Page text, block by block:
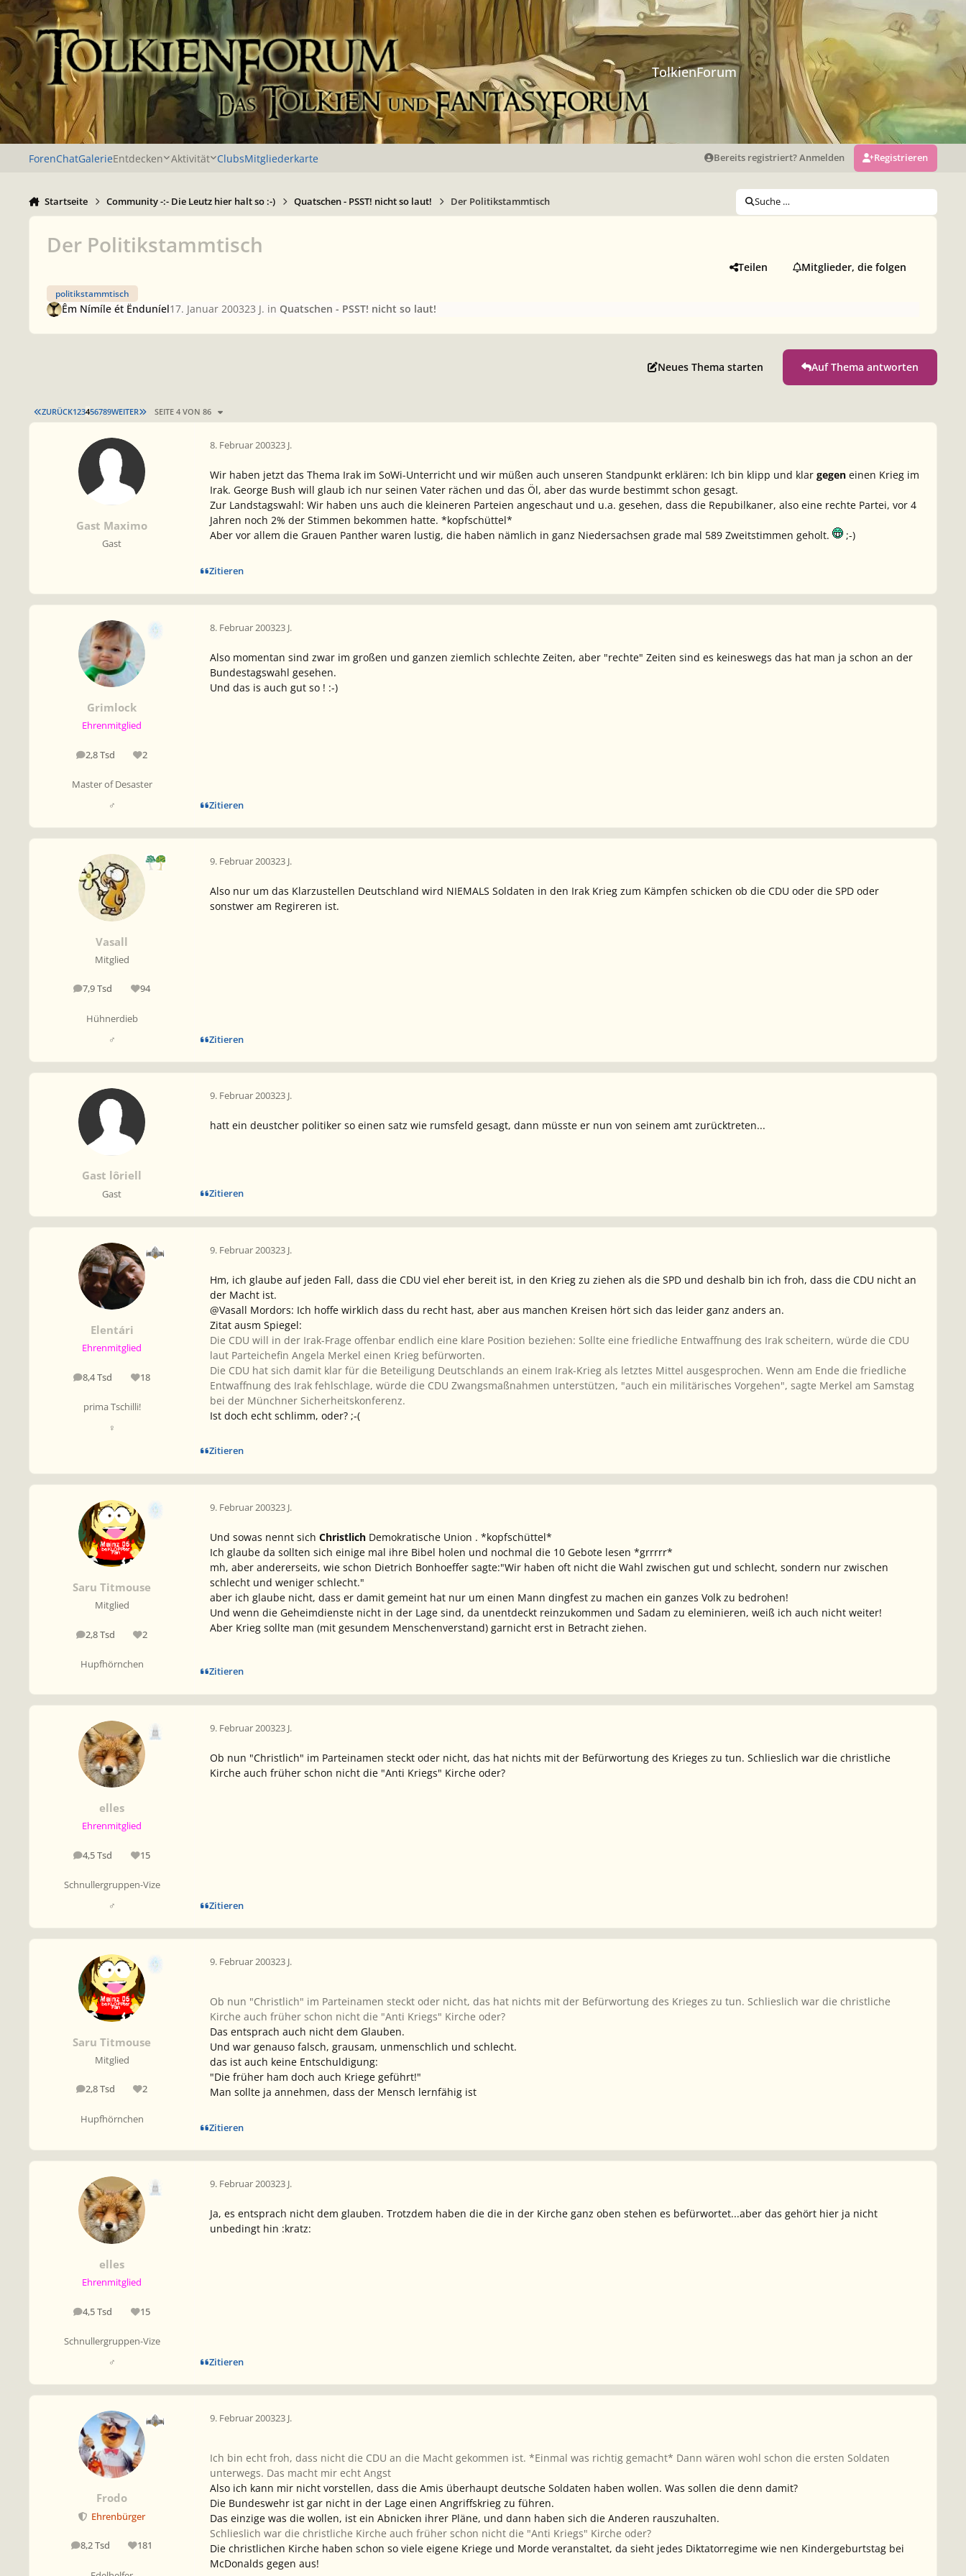
Zu Inhalt springen
TolkienForum
ForenChatGalerieEntdecken Aktivität ClubsMitgliederkarte Bereits registriert? Anmelden Registrieren
Startseite Community -:- Die Leutz hier halt so :-) Quatschen - PSST! nicht so laut! Der Politikstammtisch Suche …
Der Politikstammtisch
politikstammtisch
Teilen Mitglieder, die folgen
Êm Nímíle ét Ënduníel17. Januar 200323 J. in Quatschen - PSST! nicht so laut!
Neues Thema starten Auf Thema antworten
ERSTE SEITE
ZURÜCK123456789WEITER LETZTE SEITE
SEITE 4 VON 86
Gast Maximo
Gast
8. Februar 200323 J.
Wir haben jetzt das Thema Irak im SoWi-Unterricht und wir müßen auch unseren Standpunkt erklären: Ich bin klipp und klar gegen einen Krieg im
Irak. George Bush will glaub ich nur seinen Vater rächen und das Öl, aber das wurde bestimmt schon gesagt.
Zur Landstagswahl: Wir haben uns auch die kleineren Parteien angeschaut und u.a. gesehen, dass die Repubilkaner, also eine rechte Partei, vor 4
Jahren noch 2% der Stimmen bekommen hatte. *kopfschüttel*
Aber vor allem die Grauen Panther waren lustig, die haben nämlich in ganz Niedersachsen grade mal 589 Zweitstimmen geholt.
;-)
Zitieren
Grimlock
Ehrenmitglied
2,8 Tsd
Beiträge 2
Reputation
Master of Desaster
♂
8. Februar 200323 J.
Also momentan sind zwar im großen und ganzen ziemlich schlechte Zeiten, aber "rechte" Zeiten sind es keineswegs das hat man ja schon an der
Bundestagswahl gesehen.
Und das is auch gut so ! :-)
Zitieren
Vasall
Mitglied
7,9 Tsd
Beiträge 94
Reputation
Hühnerdieb
♂
9. Februar 200323 J.
Also nur um das Klarzustellen Deutschland wird NIEMALS Soldaten in den Irak Krieg zum Kämpfen schicken ob die CDU oder die SPD oder
sonstwer am Regireren ist.
Zitieren
Gast lôriell
Gast
9. Februar 200323 J.
hatt ein deustcher politiker so einen satz wie rumsfeld gesagt, dann müsste er nun von seinem amt zurücktreten...
Zitieren
Elentári
Ehrenmitglied
8,4 Tsd
Beiträge 18
Reputation
prima Tschilli!
♀
9. Februar 200323 J.
Hm, ich glaube auf jeden Fall, dass die CDU viel eher bereit ist, in den Krieg zu ziehen als die SPD und deshalb bin ich froh, dass die CDU nicht an
der Macht ist.
@Vasall Mordors: Ich hoffe wirklich dass du recht hast, aber aus manchen Kreisen hört sich das leider ganz anders an.
Zitat ausm Spiegel:
Die CDU will in der Irak-Frage offenbar endlich eine klare Position beziehen: Sollte eine friedliche Entwaffnung des Irak scheitern, würde die CDU
laut Parteichefin Angela Merkel einen Krieg befürworten.
Die CDU hat sich damit klar für die Beteiligung Deutschlands an einem Irak-Krieg als letztes Mittel ausgesprochen. Wenn am Ende die friedliche
Entwaffnung des Irak fehlschlage, würde die CDU Zwangsmaßnahmen unterstützen, "auch ein militärisches Vorgehen", sagte Merkel am Samstag
bei der Münchner Sicherheitskonferenz.
Ist doch echt schlimm, oder? ;-(
Zitieren
Saru Titmouse
Mitglied
2,8 Tsd
Beiträge 2
Reputation
Hupfhörnchen
9. Februar 200323 J.
Und sowas nennt sich Christlich Demokratische Union . *kopfschüttel*
Ich glaube da sollten sich einige mal ihre Bibel holen und nochmal die 10 Gebote lesen *grrrrr*
mh, aber andererseits, wie schon Dietrich Bonhoeffer sagte:"Wir haben oft nicht die Wahl zwischen gut und schlecht, sondern nur zwischen
schlecht und weniger schlecht."
aber ich glaube nicht, dass er damit gemeint hat nur um einen Mann dingfest zu machen ein ganzes Volk zu bedrohen!
Und wenn die Geheimdienste nicht in der Lage sind, da unentdeckt reinzukommen und Sadam zu eleminieren, weiß ich auch nicht weiter!
Aber Krieg sollte man (mit gesundem Menschenverstand) garnicht erst in Betracht ziehen.
Zitieren
elles
Ehrenmitglied
4,5 Tsd
Beiträge 15
Reputation
Schnullergruppen-Vize
♂
9. Februar 200323 J.
Ob nun "Christlich" im Parteinamen steckt oder nicht, das hat nichts mit der Befürwortung des Krieges zu tun. Schlieslich war die christliche
Kirche auch früher schon nicht die "Anti Kriegs" Kirche oder?
Zitieren
Saru Titmouse
Mitglied
2,8 Tsd
Beiträge 2
Reputation
Hupfhörnchen
9. Februar 200323 J.
Ob nun "Christlich" im Parteinamen steckt oder nicht, das hat nichts mit der Befürwortung des Krieges zu tun. Schlieslich war die christliche
Kirche auch früher schon nicht die "Anti Kriegs" Kirche oder?
Das entsprach auch nicht dem Glauben.
Und war genauso falsch, grausam, unmenschlich und schlecht.
das ist auch keine Entschuldigung:
"Die früher ham doch auch Kriege geführt!"
Man sollte ja annehmen, dass der Mensch lernfähig ist
Zitieren
elles
Ehrenmitglied
4,5 Tsd
Beiträge 15
Reputation
Schnullergruppen-Vize
♂
9. Februar 200323 J.
Ja, es entsprach nicht dem glauben. Trotzdem haben die die in der Kirche ganz oben stehen es befürwortet...aber das gehört hier ja nicht
unbedingt hin :kratz:
Zitieren
Frodo
Ehrenbürger
8,2 Tsd
Beiträge 181
Reputation
9. Februar 200323 J.
Ich bin echt froh, dass nicht die CDU an die Macht gekommen ist. *Einmal was richtig gemacht* Dann wären wohl schon die ersten Soldaten
unterwegs. Das macht mir echt Angst
Also ich kann mir nicht vorstellen, dass die Amis überhaupt deutsche Soldaten haben wollen. Was sollen die denn damit?
Die Bundeswehr ist gar nicht in der Lage einen Angriffskrieg zu führen.
Das einzige was die wollen, ist ein Abnicken ihrer Pläne, und dann haben sich die Anderen rauszuhalten.
Schlieslich war die christliche Kirche auch früher schon nicht die "Anti Kriegs" Kirche oder?
Die christlichen Kirche haben schon so viele eigene Kriege und Morde veranstaltet, da sieht jedes Diktatorregime wie nen Kindergeburtstag bei
McDonalds gegen aus!